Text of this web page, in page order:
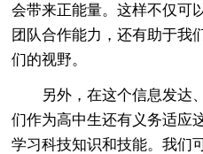
会带来正能量。这样不仅可
团队合作能力，还有助于我
们的视野。
另外，在这个信息发达
们作为高中生还有义务适应
学习科技知识和技能。我们